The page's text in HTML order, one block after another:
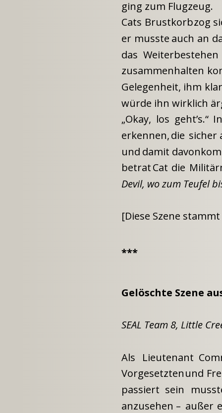
ging zum Flugzeug.
Cats Brustkorbzog
er musste auch an
das Weiterbestehen
zusammenhalten
Gelegenheit, ihm klar
würde ihn wirklich
„Okay, los geht’s.“ In
erkennen,die sicher
und damit
betratCat die
Devil, wo zum Teufel
[Diese Szene
***
Gelöschte Szene
SEAL Team 8, Little
Als Lieutenant
Vorgesetztenund
passiert sein
anzusehen – außer